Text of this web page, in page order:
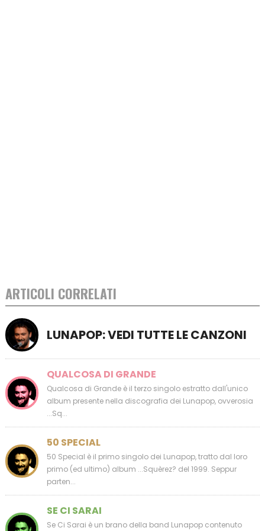
ARTICOLI CORRELATI
LUNAPOP: VEDI TUTTE LE CANZONI
QUALCOSA DI GRANDE
Qualcosa di Grande è il terzo singolo estratto dall'unico
album presente nella discografia dei Lunapop, ovverosia
...Sq...
50 SPECIAL
50 Special è il primo singolo dei Lunapop, tratto dal loro
primo (ed ultimo) album ...Squèrez? del 1999. Seppur
parten...
SE CI SARAI
Se Ci Sarai è un brano della band Lunapop contenuto